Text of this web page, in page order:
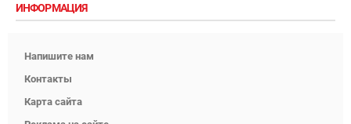
ИНФОРМАЦИЯ
Напишите нам
Контакты
Карта сайта